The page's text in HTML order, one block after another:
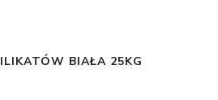
BIAŁA 25KG